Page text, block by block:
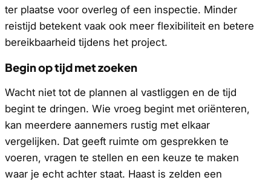
ter plaatse voor overleg of een inspectie. Minder
reistijd betekent vaak ook meer flexibiliteit en betere
bereikbaarheid tijdens het project.
Begin op tijd met zoeken
Wacht niet tot de plannen al vastliggen en de tijd
begint te dringen. Wie vroeg begint met oriënteren,
kan meerdere aannemers rustig met elkaar
vergelijken. Dat geeft ruimte om gesprekken te
voeren, vragen te stellen en een keuze te maken
waar je echt achter staat. Haast is zelden een